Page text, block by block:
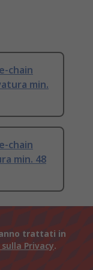
chain
min.
chain
min. 48
trattati in
Privacy.